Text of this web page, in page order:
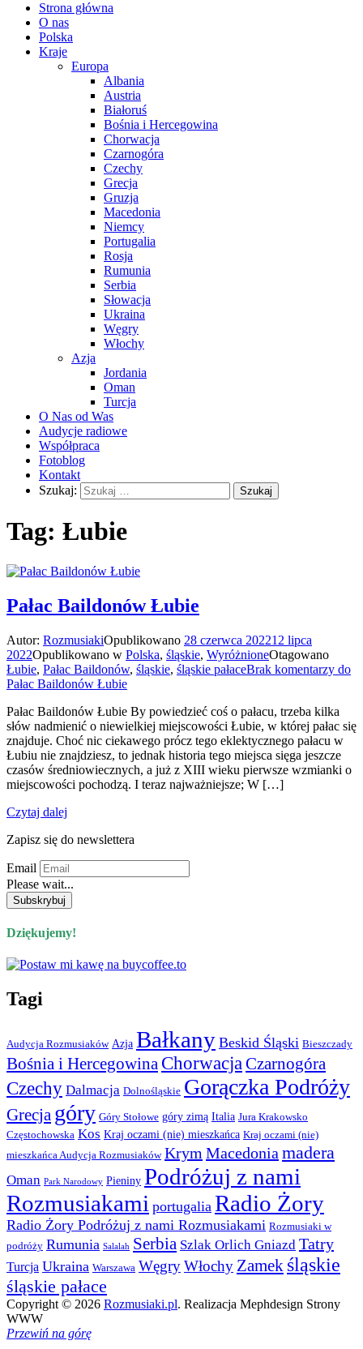
Strona główna
O nas
Polska
Kraje
Europa
Albania
Austria
Białoruś
Bośnia i Hercegowina
Chorwacja
Czarnogóra
Czechy
Grecja
Gruzja
Macedonia
Niemcy
Portugalia
Rosja
Rumunia
Serbia
Słowacja
Ukraina
Węgry
Włochy
Azja
Jordania
Oman
Turcja
O Nas od Was
Audycje radiowe
Współpraca
Fotoblog
Kontakt
Szukaj:
Tag: Łubie
Pałac Baildonów Łubie
Autor: RozmusiakiOpublikowano 28 czerwca 202212 lipca
2022Opublikowano w Polska, śląskie, WyróżnioneOtagowano
Łubie, Pałac Baildonów, śląskie, śląskie pałaceBrak komentarzy do
Pałac Baildonów Łubie
Pałac Baildonów Łubie By powiedzieć coś o pałacu, trzeba kilka
słów nadmienić o niewielkiej miejscowości Łubie, w której pałac się
znajduje. Choć nic ciekawego prócz tego eklektycznego pałacu w
Łubiu nie znajdziesz, to jednak historia tego miejsca sięga jeszcze
czasów średniowiecznych, a już z XIII wieku pierwsze wzmianki o
miejscowości pochodzą. I teraz najważniejsze; W […]
Czytaj dalej
Zapisz się do newslettera
Email
Please wait...
Dziękujemy!
Tagi
Audycja Rozmusiaków Azja Bałkany Beskid Śląski Bieszczady
Bośnia i Hercegowina ChorwacjaCzarnogóra
Czechy Dalmacja Dolnośląskie Gorączka Podróży
Grecja góry Góry Stołowe góry zimą Italia Jura Krakowsko
Częstochowska Kos Kraj oczami (nie) mieszkańca Kraj oczami (nie)
mieszkańca Audycja Rozmusiaków Krym Macedonia madera
Oman Park Narodowy Pieniny Podróżuj z nami
Rozmusiakami portugalia Radio Żory
Radio Żory Podróżuj z nami Rozmusiakami Rozmusiaki w
podróży Rumunia Salalah Serbia Szlak Orlich Gniazd Tatry
Turcja Ukraina Warszawa WęgryWłochy Zamek śląskie
śląskie pałace
Copyright © 2026 Rozmusiaki.pl. Realizacja Mephdesign Strony
WWW
Przewiń na górę